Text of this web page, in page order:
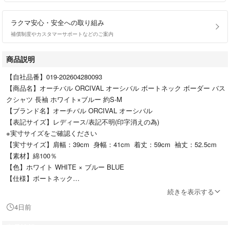
ラクマ安心・安全への取り組み
補償制度やカスタマーサポートなどのご案内
商品説明
【自社品番】019-202604280093
【商品名】オーチバル ORCIVAL オーシバル ボートネック ボーダー バス
クシャツ 長袖 ホワイト×ブルー 約S-M
【ブランド名】オーチバル ORCIVAL オーシバル
【表記サイズ】レディース/表記不明(印字消えの為)
※実寸サイズをご確認ください
【実寸サイズ】肩幅：39cm 身幅：41cm 着丈：59cm 袖丈：52.5cm
【素材】綿100％
【色】ホワイト WHITE × ブルー BLUE
【仕様】ボートネック
りますが、使用感が少なく、状態の良い商品です。 ※あくまでも中古品
続きを表示する
4日前